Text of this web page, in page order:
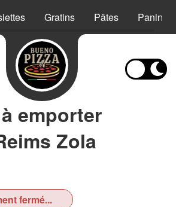
Gratins Pâtes Paninis
emporter
Zola
fermé...